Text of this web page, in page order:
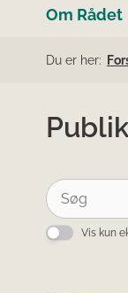
Om Rådet
Du er her:
Vis kun